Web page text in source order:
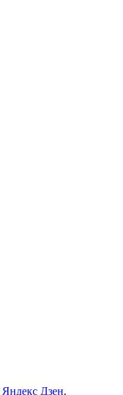
Яндекс Дзен.